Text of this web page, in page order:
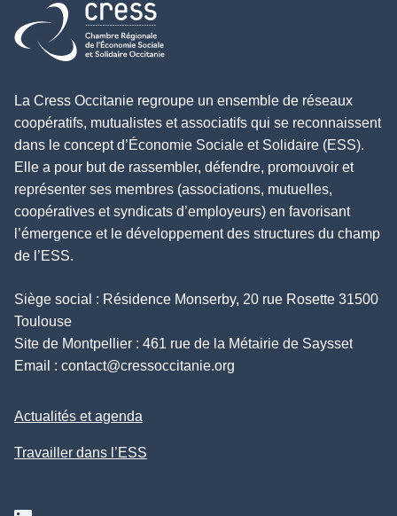
Retour à l'accueil
La Cress Occitanie regroupe un ensemble de réseaux
coopératifs, mutualistes et associatifs qui se reconnaissent
dans le concept d’Économie Sociale et Solidaire (ESS).
Elle a pour but de rassembler, défendre, promouvoir et
représenter ses membres (associations, mutuelles,
coopératives et syndicats d’employeurs) en favorisant
l’émergence et le développement des structures du champ
de l’ESS.
Siège social : Résidence Monserby, 20 rue Rosette 31500
Toulouse
Site de Montpellier : 461 rue de la Métairie de Saysset
Email : contact@cressoccitanie.org
Actualités et agenda
Travailler dans l’ESS